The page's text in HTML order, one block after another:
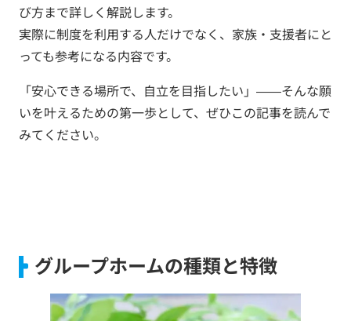
び方まで詳しく解説します。
実際に制度を利用する人だけでなく、家族・支援者にと
っても参考になる内容です。
「安心できる場所で、自立を目指したい」――そんな願
いを叶えるための第一歩として、ぜひこの記事を読んで
みてください。
グループホームの種類と特徴